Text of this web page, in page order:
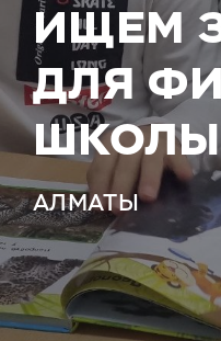
ИЩЕМ
ДЛЯ
ШКОЛЫ
АЛМАТЫ